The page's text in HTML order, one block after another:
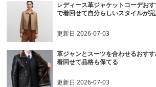
レディース革ジャケットコーデお
で着回せて自分らしいスタイルが
更新日2026-07-03
革ジャンとスーツを合わせるおす
着回せて品格も保てる
更新日2026-07-03